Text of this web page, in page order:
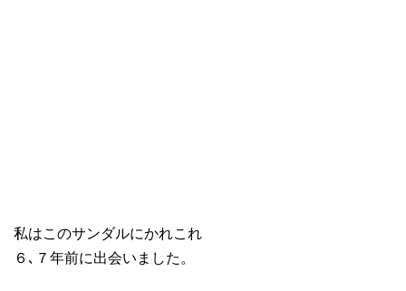
私はこのサンダルにかれこれ
６､７年前に出会いました。